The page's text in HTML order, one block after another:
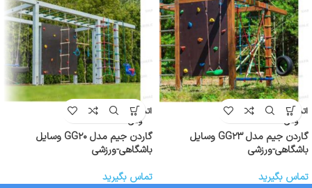
اتمام موج
ودی
گاردن جیم مدل GG۲۳ وسایل
باشگاهی-ورزشی
تماس بگیرید
اتمام موج
ودی
گاردن جیم مدل GG۲۰ وسایل
باشگاهی-ورزشی
تماس بگیرید